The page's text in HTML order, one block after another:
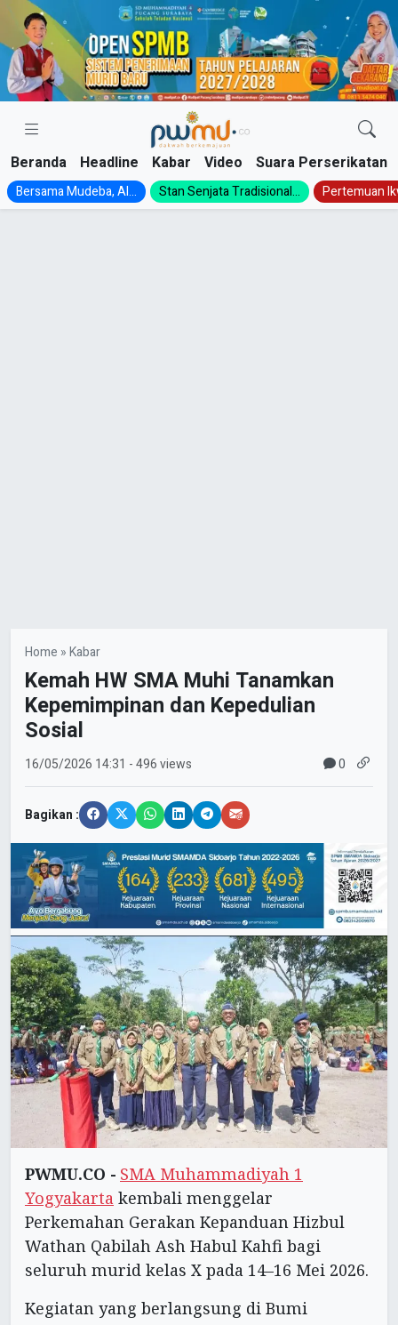
Skip
content
Beranda Headline Kabar Video Suara Perserikatan
Bersama Mudeba, Al... Stan Senjata Tradisional... Pertemuan
Home »Kabar
Kemah HW SMA Muhi Tanamkan
Kepemimpinan dan Kepedulian
Sosial
16/05/2026 14:31 - 496 views 0
Bagikan :
PWMU.CO - SMA Muhammadiyah 1
Yogyakarta kembali menggelar
Perkemahan Gerakan Kepanduan Hizbul
Wathan Qabilah Ash Habul Kahfi bagi
seluruh murid kelas X pada 14–16 Mei 2026.
Kegiatan yang berlangsung di Bumi